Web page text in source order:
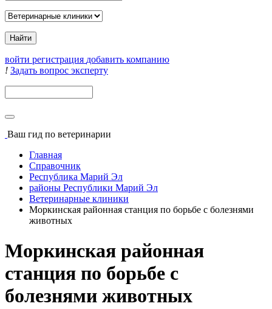
войти регистрация добавить компанию
! Задать вопрос эксперту
Ваш гид по ветеринарии
Главная
Справочник
Республика Марий Эл
районы Республики Марий Эл
Ветеринарные клиники
Моркинская районная станция по борьбе с болезнями
животных
Моркинская районная
станция по борьбе с
болезнями животных